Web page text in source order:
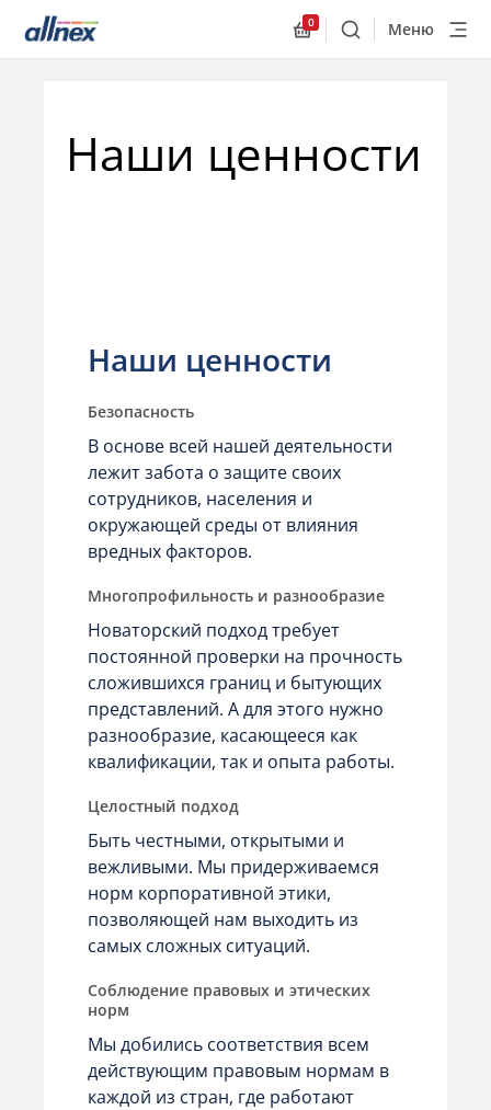
0
ПоискМеню
Наши ценности
Наши ценности
Безопасность
В основе всей нашей деятельности
лежит забота о защите своих
сотрудников, населения и
окружающей среды от влияния
вредных факторов.
Многопрофильность и разнообразие
Новаторский подход требует
постоянной проверки на прочность
сложившихся границ и бытующих
представлений. А для этого нужно
разнообразие, касающееся как
квалификации, так и опыта работы.
Целостный подход
Быть честными, открытыми и
вежливыми. Мы придерживаемся
норм корпоративной этики,
позволяющей нам выходить из
самых сложных ситуаций.
Соблюдение правовых и этических
норм
Мы добились соответствия всем
действующим правовым нормам в
каждой из стран, где работают